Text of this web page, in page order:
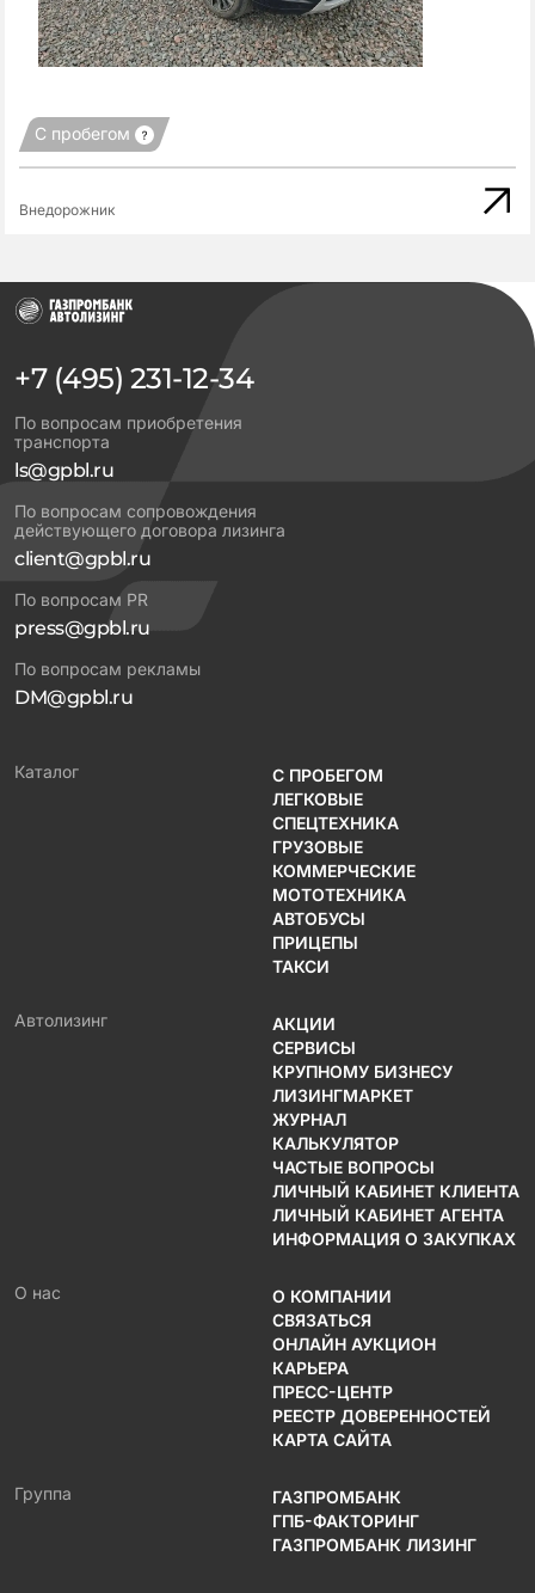
С пробегом
Внедорожник
+7 (495) 231-12-34
По вопросам приобретения
транспорта
ls@gpbl.ru
По вопросам сопровождения
действующего договора лизинга
client@gpbl.ru
По вопросам PR
press@gpbl.ru
По вопросам рекламы
DM@gpbl.ru
Каталог
С ПРОБЕГОМ
ЛЕГКОВЫЕ
СПЕЦТЕХНИКА
ГРУЗОВЫЕ
КОММЕРЧЕСКИЕ
МОТОТЕХНИКА
АВТОБУСЫ
ПРИЦЕПЫ
ТАКСИ
Автолизинг
АКЦИИ
СЕРВИСЫ
КРУПНОМУ БИЗНЕСУ
ЛИЗИНГМАРКЕТ
ЖУРНАЛ
КАЛЬКУЛЯТОР
ЧАСТЫЕ ВОПРОСЫ
ЛИЧНЫЙ КАБИНЕТ КЛИЕНТА
ЛИЧНЫЙ КАБИНЕТ АГЕНТА
ИНФОРМАЦИЯ О ЗАКУПКАХ
О нас
О КОМПАНИИ
СВЯЗАТЬСЯ
ОНЛАЙН АУКЦИОН
КАРЬЕРА
ПРЕСС-ЦЕНТР
РЕЕСТР ДОВЕРЕННОСТЕЙ
КАРТА САЙТА
Группа
ГАЗПРОМБАНК
ГПБ-ФАКТОРИНГ
ГАЗПРОМБАНК ЛИЗИНГ